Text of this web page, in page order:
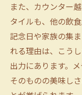
また、カウンター
タイルも、他の飲
記念日や家族の集
れる理由は、こう
出力にあります。
そのものの美味し